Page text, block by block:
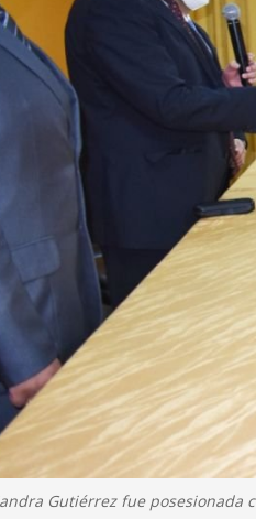
Gutiérrez fue posesionada